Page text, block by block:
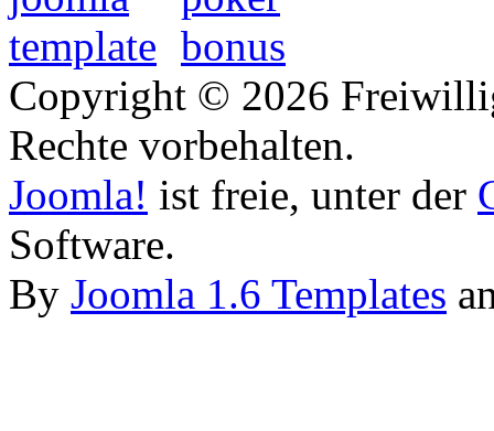
Copyright © 2026
Rechte vorbehalten.
Joomla! ist freie, unter der
Software.
By Joomla 1.6 Templates